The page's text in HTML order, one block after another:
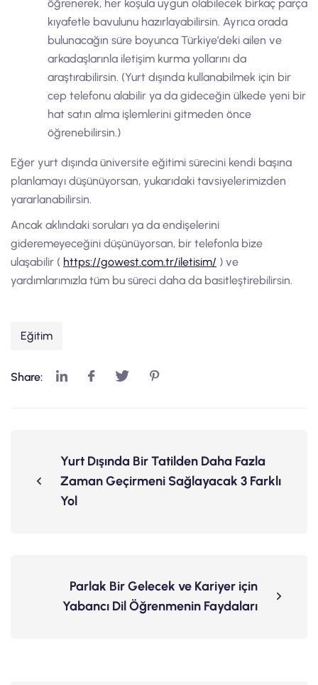
öğrenerek, her koşula uygun olabilecek birkaç parça
kıyafetle bavulunu hazırlayabilirsin. Ayrıca orada
bulunacağın süre boyunca Türkiye’deki ailen ve
arkadaşlarınla iletişim kurma yollarını da
araştırabilirsin. (Yurt dışında kullanabilmek için bir
cep telefonu alabilir ya da gideceğin ülkede yeni bir
hat satın alma işlemlerini gitmeden önce
öğrenebilirsin.)
Eğer yurt dışında üniversite eğitimi sürecini kendi başına
planlamayı düşünüyorsan, yukarıdaki tavsiyelerimizden
yararlanabilirsin.
Ancak aklındaki soruları ya da endişelerini
gideremeyeceğini düşünüyorsan, bir telefonla bize
ulaşabilir ( https://gowest.com.tr/iletisim/ ) ve
yardımlarımızla tüm bu süreci daha da basitleştirebilirsin.
Eğitim
Share:
Yurt Dışında Bir Tatilden Daha Fazla
Zaman Geçirmeni Sağlayacak 3 Farklı
Yol
Parlak Bir Gelecek ve Kariyer için
Yabancı Dil Öğrenmenin Faydaları